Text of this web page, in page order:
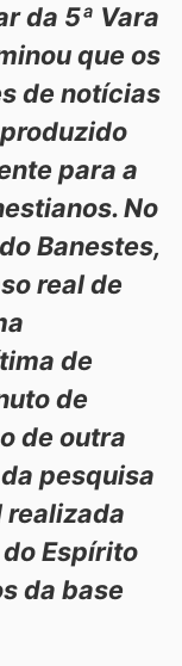
da 5ª Vara
que os
de notícias
para a
No
Banestes,
real de
de
de
de outra
pesquisa
realizada
Espírito
da base